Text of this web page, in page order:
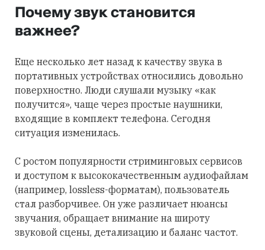
Почему звук становится
важнее?
Еще несколько лет назад к качеству звука в
портативных устройствах относились довольно
поверхностно. Люди слушали музыку «как
получится», чаще через простые наушники,
входящие в комплект телефона. Сегодня
ситуация изменилась.
С ростом популярности стриминговых сервисов
и доступом к высококачественным аудиофайлам
(например, lossless-форматам), пользователь
стал разборчивее. Он уже различает нюансы
звучания, обращает внимание на широту
звуковой сцены, детализацию и баланс частот.